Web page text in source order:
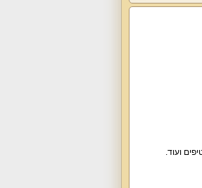
ועוד.